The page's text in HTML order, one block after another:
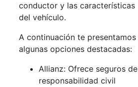
conductor y las características
del vehículo.
A continuación te presentamos
algunas opciones destacadas:
Allianz: Ofrece seguros de
responsabilidad civil